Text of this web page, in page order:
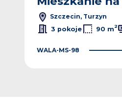
Szczecin, Turzyn
3 pokoje
90 m2
WALA-MS-98